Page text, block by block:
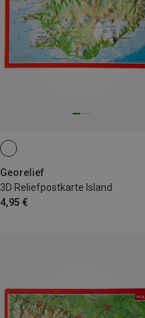
Georelief
3D Reliefpostkarte Island
4,95 €